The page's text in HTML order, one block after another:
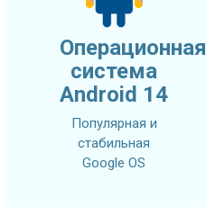
Операционная
система
Android 14
Популярная и
стабильная
Google OS